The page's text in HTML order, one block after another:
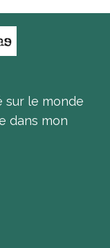
sur le monde
dans mon